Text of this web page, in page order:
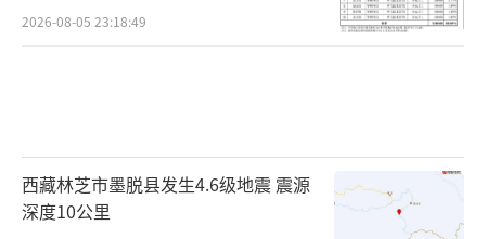
2026-08-05 23:18:49
西藏林芝市墨脱县发生4.6级地震 震源
深度10公里